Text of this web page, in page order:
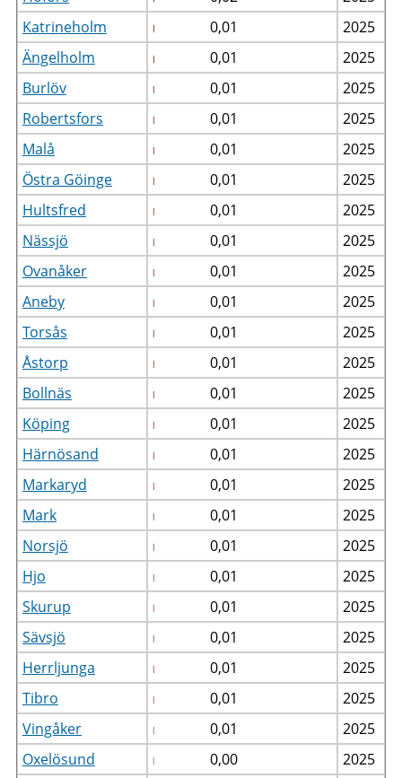
Katrineholm
0,01
2025
Ängelholm
0,01
2025
Burlöv
0,01
2025
Robertsfors
0,01
2025
Malå
0,01
2025
Östra Göinge
0,01
2025
Hultsfred
0,01
2025
Nässjö
0,01
2025
Ovanåker
0,01
2025
Aneby
0,01
2025
Torsås
0,01
2025
Åstorp
0,01
2025
Bollnäs
0,01
2025
Köping
0,01
2025
Härnösand
0,01
2025
Markaryd
0,01
2025
Mark
0,01
2025
Norsjö
0,01
2025
Hjo
0,01
2025
Skurup
0,01
2025
Sävsjö
0,01
2025
Herrljunga
0,01
2025
Tibro
0,01
2025
Vingåker
0,01
2025
Oxelösund
0,00
2025